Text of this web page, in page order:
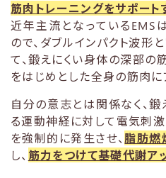
筋肉トレーニングをサポート
近年主流となっているEMS
ので、ダブルインパクト波形
て、鍛えにくい身体の深部の
をはじめとした全身の筋肉に
自分の意志とは関係なく、
る運動神経に対して電気刺
を強制的に発生させ、脂肪燃
し、 筋力をつけて基礎代謝ア